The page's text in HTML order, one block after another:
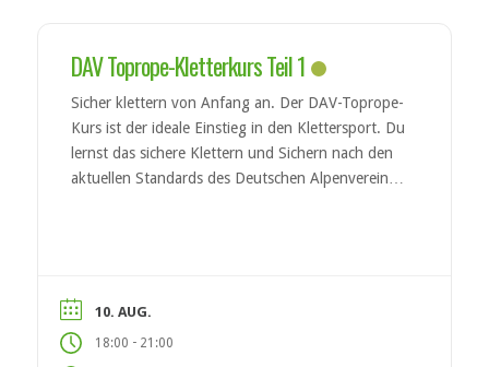
DAV Toprope-Kletterkurs Teil 1
Sicher klettern von Anfang an. Der DAV-Toprope-
Kurs ist der ideale Einstieg in den Klettersport. Du
lernst das sichere Klettern und Sichern nach den
aktuellen Standards des Deutschen Alpenvereins
Ablassen Grundlagen der Klettertechnik
Selbstständiges Klettern im […]
10. AUG.
18:00 - 21:00